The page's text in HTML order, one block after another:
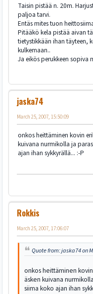
Taisin pistää n. 20m.
paljoa tarvi.
Entäs mites tuon
Pitääkö kela pistää aivan
tietystikkään ihan täyteen,
kulkemaan..
Ja eikös perukkeen sopiva
jaska74
March 25, 2007, 15:50:09
onkos heittäminen kovin
kuivana nurmikolla ja
ajan ihan sykkyrällä... :-P
Rokkis
March 25, 2007, 17:06:07
Quote from: jaska74 on
onkos heittäminen
äsken kuivana
siima koko ajan ihan